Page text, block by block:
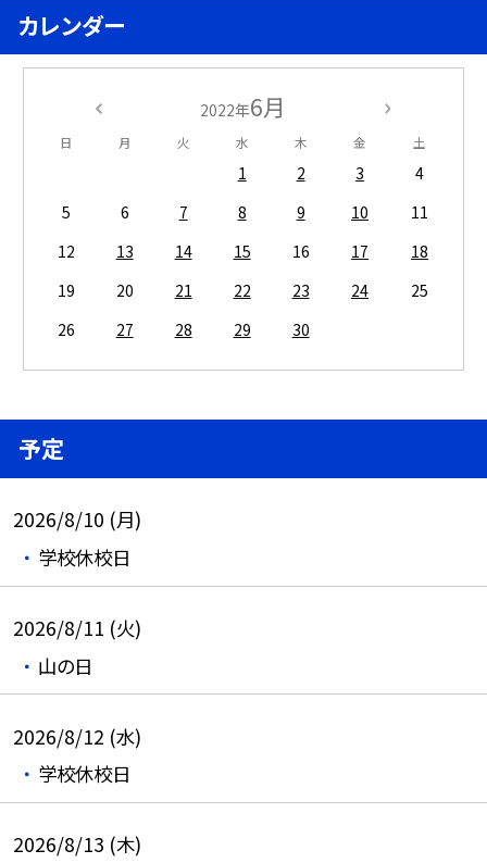
カレンダー
2022年6月
日 月 火 水 木 金 土
1 2 3
4
5
6 7 8 9 10
11
12
13 14 15 16 17
18
19
20 21 22 23 24
25
26
27 28 29 30
予定
2026/8/10 (月)
学校休校日
2026/8/11 (火)
山の日
2026/8/12 (水)
学校休校日
2026/8/13 (木)